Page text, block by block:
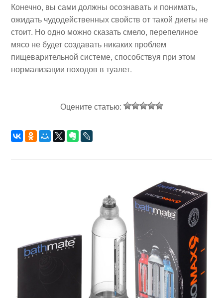
Конечно, вы сами должны осознавать и понимать,
ожидать чудодейственных свойств от такой диеты не
стоит. Но одно можно сказать смело, перепелиное
мясо не будет создавать никаких проблем
пищеварительной системе, способствуя при этом
нормализации походов в туалет.
Оцените статью: